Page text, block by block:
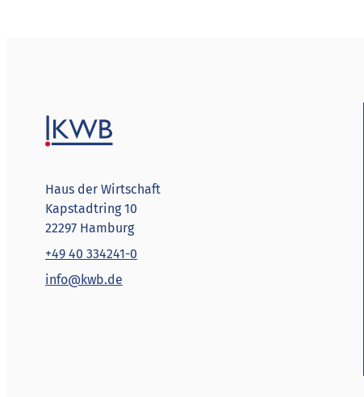
Haus der Wirtschaft
Kapstadtring 10
22297 Hamburg
+49 40 334241-0
info@kwb.de